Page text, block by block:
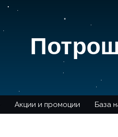
Акции и промоции База